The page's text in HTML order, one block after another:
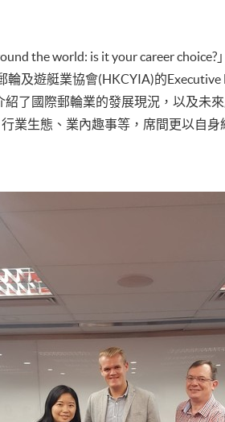
the world: is it your career
及遊艇業協會(HKCYIA)的
了國際郵輪業的發展現況，以及未
業生態、業內趣事等，席間更以自